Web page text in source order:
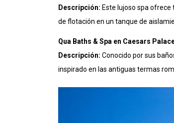
Descripción: Este lujoso spa
de flotación en un tanque de
Qua Baths & Spa en Caesars
Descripción: Conocido por sus
inspirado en las antiguas termas